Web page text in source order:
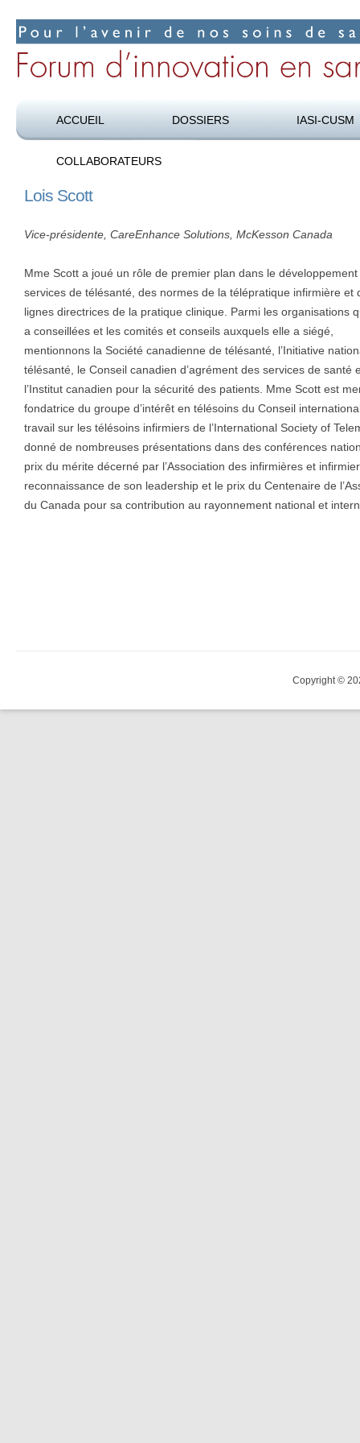
ACCUEIL DOSSIERS IASI-CUSM
COLLABORATEURS
Lois Scott
Vice-présidente, CareEnhance Solutions, McKesson Canada
Mme Scott a joué un rôle de premier plan dans le développement
services de télésanté, des normes de la télépratique infirmière et
lignes directrices de la pratique clinique. Parmi les organisations
a conseillées et les comités et conseils auxquels elle a siégé,
mentionnons la Société canadienne de télésanté, l’Initiative
télésanté, le Conseil canadien d’agrément des services de santé
l’Institut canadien pour la sécurité des patients. Mme Scott est
fondatrice du groupe d’intérêt en télésoins du Conseil
travail sur les télésoins infirmiers de l’International Society of
donné de nombreuses présentations dans des conférences
prix du mérite décerné par l’Association des infirmières et
reconnaissance de son leadership et le prix du Centenaire de
du Canada pour sa contribution au rayonnement national et
Copyright ©